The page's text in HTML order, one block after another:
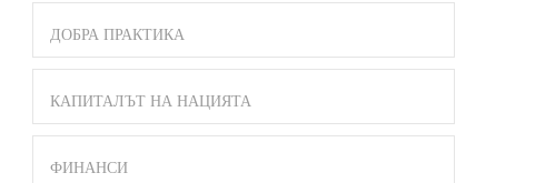
ДОБРА ПРАКТИКА
КАПИТАЛЪТ НА НАЦИЯТА
ФИНАНСИ